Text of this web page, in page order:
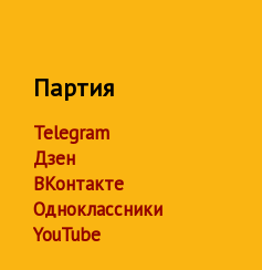
Партия
Telegram
Дзен
ВКонтакте
Одноклассники
YouTube